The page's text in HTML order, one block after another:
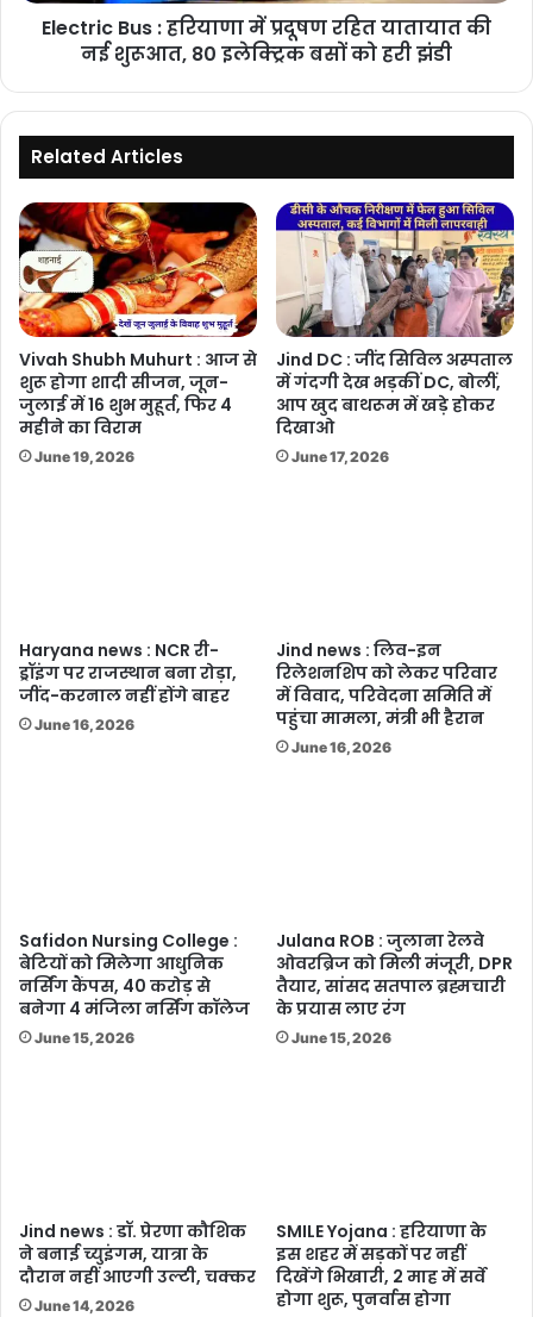
को
हरी
झंडी
Electric Bus : हरियाणा में प्रदूषण रहित यातायात की
नई शुरूआत, 80 इलेक्ट्रिक बसों को हरी झंडी
Related Articles
Vivah Shubh Muhurt : आज से
शुरू होगा शादी सीजन, जून-
जुलाई में 16 शुभ मुहूर्त, फिर 4
महीने का विराम
June 19, 2026
Jind DC : जींद सिविल अस्पताल
में गंदगी देख भड़कीं DC, बोलीं,
आप खुद बाथरूम में खड़े होकर
दिखाओ
June 17, 2026
Haryana news : NCR री-
ड्रॉइंग पर राजस्थान बना रोड़ा,
जींद-करनाल नहीं होंगे बाहर
June 16, 2026
Jind news : लिव-इन
रिलेशनशिप को लेकर परिवार
में विवाद, परिवेदना समिति में
पहुंचा मामला, मंत्री भी हैरान
June 16, 2026
Safidon Nursing College :
बेटियों को मिलेगा आधुनिक
नर्सिंग कैंपस, 40 करोड़ से
बनेगा 4 मंजिला नर्सिंग कॉलेज
June 15, 2026
Julana ROB : जुलाना रेलवे
ओवरब्रिज को मिली मंजूरी, DPR
तैयार, सांसद सतपाल ब्रह्मचारी
के प्रयास लाए रंग
June 15, 2026
Jind news : डॉ. प्रेरणा कौशिक
ने बनाई च्युइंगम, यात्रा के
दौरान नहीं आएगी उल्टी, चक्कर
June 14, 2026
SMILE Yojana : हरियाणा के
इस शहर में सड़कों पर नहीं
दिखेंगे भिखारी, 2 माह में सर्वे
होगा शुरू, पुनर्वास होगा